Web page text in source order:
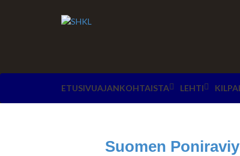
ETUSIVUAJANKOHTAISTA LEHTI
Suomen